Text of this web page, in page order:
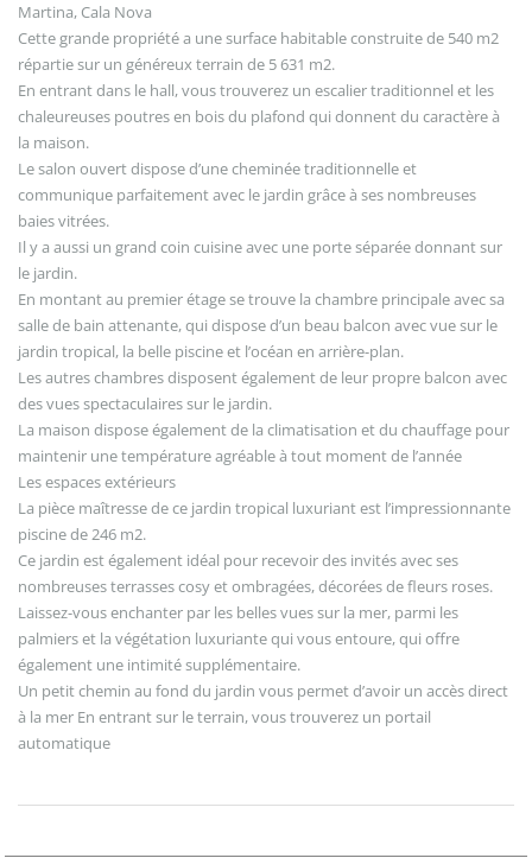
Martina, Cala Nova
Cette grande propriété a une surface habitable construite de 540 m2
répartie sur un généreux terrain de 5 631 m2.
En entrant dans le hall, vous trouverez un escalier traditionnel et les
chaleureuses poutres en bois du plafond qui donnent du caractère à
la maison.
Le salon ouvert dispose d’une cheminée traditionnelle et
communique parfaitement avec le jardin grâce à ses nombreuses
baies vitrées.
Il y a aussi un grand coin cuisine avec une porte séparée donnant sur
le jardin.
En montant au premier étage se trouve la chambre principale avec sa
salle de bain attenante, qui dispose d’un beau balcon avec vue sur le
jardin tropical, la belle piscine et l’océan en arrière-plan.
Les autres chambres disposent également de leur propre balcon avec
des vues spectaculaires sur le jardin.
La maison dispose également de la climatisation et du chauffage pour
maintenir une température agréable à tout moment de l’année
Les espaces extérieurs
La pièce maîtresse de ce jardin tropical luxuriant est l’impressionnante
piscine de 246 m2.
Ce jardin est également idéal pour recevoir des invités avec ses
nombreuses terrasses cosy et ombragées, décorées de fleurs roses.
Laissez-vous enchanter par les belles vues sur la mer, parmi les
palmiers et la végétation luxuriante qui vous entoure, qui offre
également une intimité supplémentaire.
Un petit chemin au fond du jardin vous permet d’avoir un accès direct
à la mer En entrant sur le terrain, vous trouverez un portail
automatique